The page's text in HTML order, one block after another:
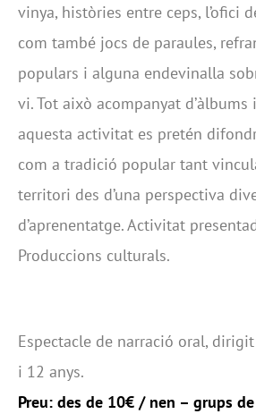
vinya, històries entre ceps, l’ofici
com també jocs de paraules,
populars i alguna endevinalla
vi. Tot això acompanyat d’àlbums
aquesta activitat es pretén
com a tradició popular tant
territori des d’una perspectiva
d’aprenentatge. Activitat
Produccions culturals.
Espectacle de narració oral,
i 12 anys.
Preu: des de 10€ / nen – grups